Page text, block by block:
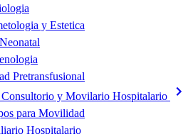
y Estetica
Pretransfusional
Consultorio y Movilario Hospitalario
para Movilidad
Hospitalario